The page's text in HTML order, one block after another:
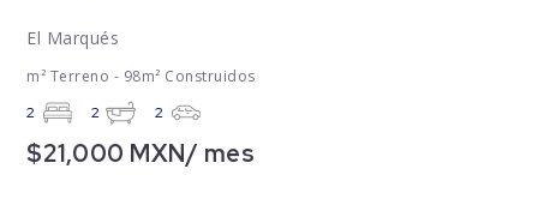
El Marqués
m² Terreno - 98m² Construidos
2 2 2
$21,000 MXN/ mes